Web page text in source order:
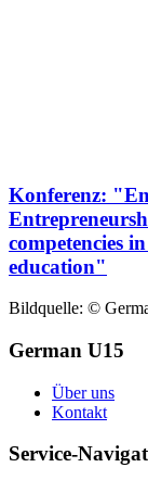
Konferenz:
competencies
education"
Bildquelle: ©
German U15
Über uns
Kontakt
Service-